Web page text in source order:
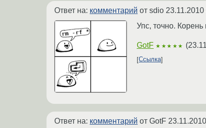
Ответ на: комментарий от sdio
Упс, точно. Корень
GotF ★★★★★ (
Ссылка
Ответ на: комментарий от GotF